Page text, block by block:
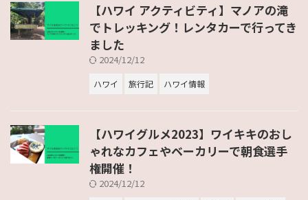
【ハワイ アクティビティ】マノアの滝
でトレッキング！レンタカーで行ってき
ました
2024/12/12
ハワイ 旅行記 ハワイ情報
【ハワイグルメ2023】ワイキキのおし
ゃれなカフェやベーカリーで朝食選手
権開催！
2024/12/12